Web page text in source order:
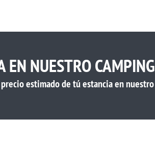
EN NUESTRO CAMPING
estimado de tú estancia en nuestro